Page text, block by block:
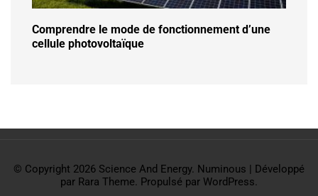
Comprendre le mode de fonctionnement d’une
cellule photovoltaïque
© Copyright 2026 Science And Energy. Numinous | Développé
par Rara Theme . Propulsé par WordPress